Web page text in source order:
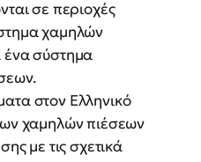
σε περιοχές
χαμηλών
ένα σύστημα
στον Ελληνικό
χαμηλών πιέσεων
με τις σχετικά